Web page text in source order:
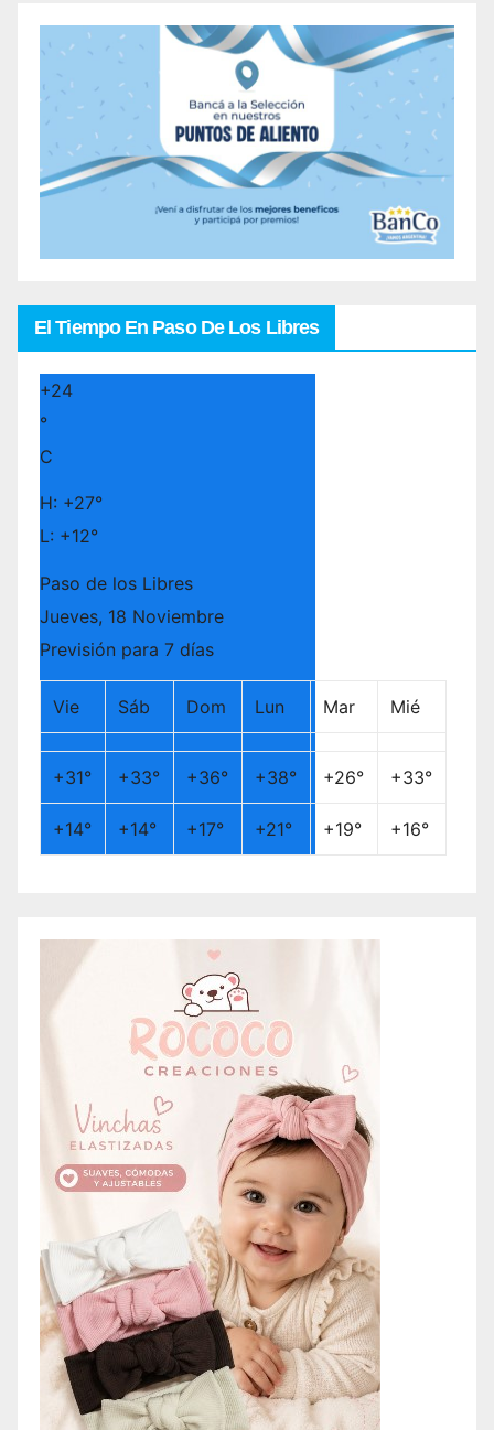
El Tiempo En Paso De Los Libres
+24
°
C
H: +27°
L: +12°
Paso de los Libres
Jueves, 18 Noviembre
Previsión para 7 días
Vie Sáb Dom Lun Mar Mié
+31° +33° +36° +38° +26° +33°
+14° +14° +17° +21° +19° +16°